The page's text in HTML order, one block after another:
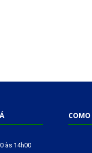
às 14h00
COMO